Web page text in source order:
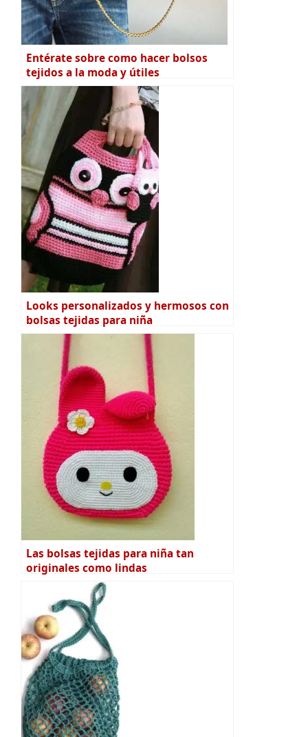
Entérate sobre como hacer bolsos
tejidos a la moda y útiles
Looks personalizados y hermosos con
bolsas tejidas para niña
Las bolsas tejidas para niña tan
originales como lindas